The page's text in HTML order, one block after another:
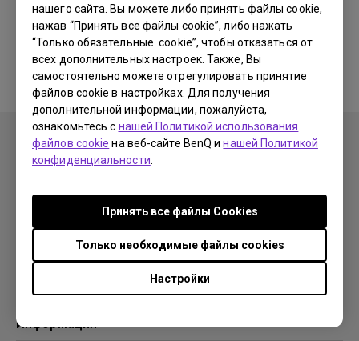
нашего сайта. Вы можете либо принять файлы cookie,
нажав “Принять все файлы cookie”, либо нажать
“Только обязательные cookie”, чтобы отказаться от
всех дополнительных настроек. Также, Вы
самостоятельно можете отрегулировать принятие
файлов cookie в настройках. Для получения
дополнительной информации, пожалуйста,
ознакомьтесь с нашей Политикой использования
файлов cookie на веб-сайте BenQ инашей Политикой
конфиденциальности
Настройки
Только необходимые файлы cookies
Принять все файлы Сookies
Соответствующие программы
и драйверы отсутствуют
Продукция
Мониторы
Решения
Поддержка
Ресурсы
Информация